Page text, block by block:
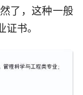
了，这种一般
书。